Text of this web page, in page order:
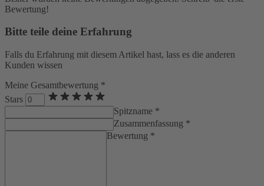
Bewertung!
Bitte teile deine Erfahrung
Falls du Erfahrung mit diesem Artikel hast, lass es die anderen
Kunden wissen
Meine Gesamtbewertung *
Stars
Spitzname *
Zusammenfassung *
Bewertung *